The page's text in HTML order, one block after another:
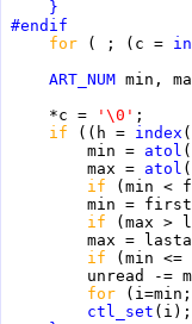
}
#endif
for ( ; (c =
ART_NUM
     *c =
'\0'
if ((h = index
         min =
atol
         max =
atol
if
(min
if
if
(min
unread -=
for
ctl_set